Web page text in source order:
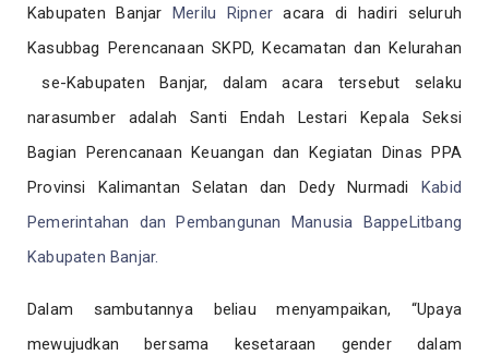
Kabupaten BanjarMerilu Ripner acara di hadiri seluruh
Kasubbag Perencanaan SKPD, Kecamatan dan Kelurahan
se-Kabupaten Banjar, dalam acara tersebut selaku
narasumber adalah Santi Endah Lestari Kepala Seksi
Bagian Perencanaan Keuangan dan Kegiatan Dinas PPA
Provinsi Kalimantan Selatan dan Dedy Nurmadi Kabid
Pemerintahan dan Pembangunan Manusia BappeLitbang
Kabupaten Banjar.
Dalam sambutannya beliau menyampaikan, “Upaya
mewujudkan bersama kesetaraan gender dalam